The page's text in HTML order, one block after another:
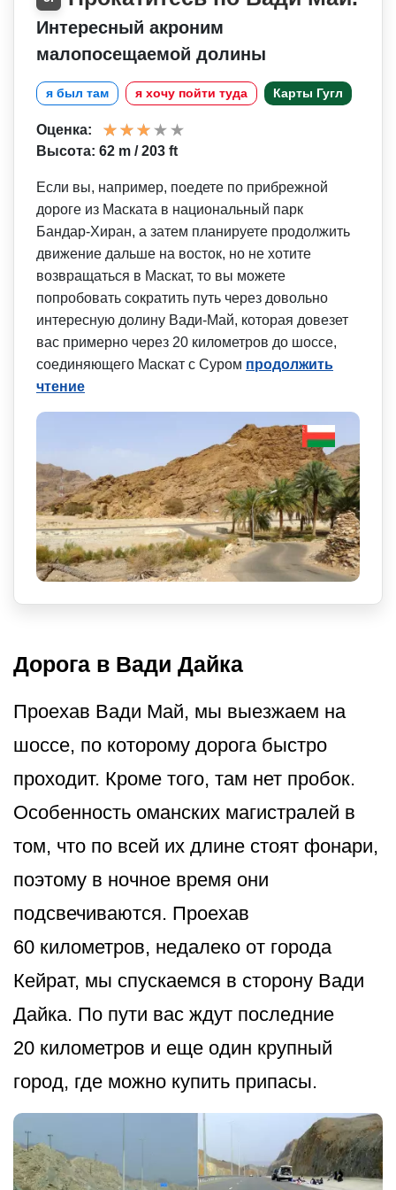
Интересный акроним
малопосещаемой долины
я был там я хочу пойти туда Карты Гугл
Оценка:
Высота: 62 m / 203 ft
Если вы, например, поедете по прибрежной
дороге из Маската в национальный парк
Бандар-Хиран, а затем планируете продолжить
движение дальше на восток, но не хотите
возвращаться в Маскат, то вы можете
попробовать сократить путь через довольно
интересную долину Вади-Май, которая довезет
вас примерно через 20 километров до шоссе,
соединяющего Маскат с Суром продолжить
чтение
Дорога в Вади Дайка
Проехав Вади Май, мы выезжаем на
шоссе, по которому дорога быстро
проходит. Кроме того, там нет пробок.
Особенность оманских магистралей в
том, что по всей их длине стоят фонари,
поэтому в ночное время они
подсвечиваются. Проехав
60 километров, недалеко от города
Кейрат, мы спускаемся в сторону Вади
Дайка. По пути вас ждут последние
20 километров и еще один крупный
город, где можно купить припасы.